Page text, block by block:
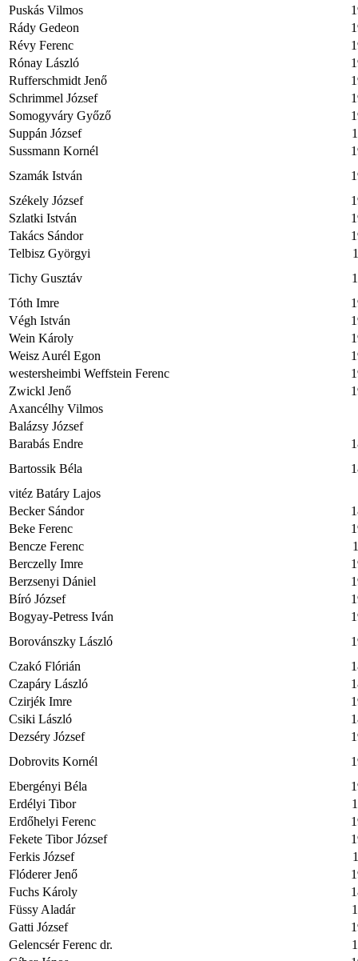
Puskás Vilmos
Rády Gedeon
Révy Ferenc
Rónay László
Rufferschmidt Jenő
Schrimmel József
Somogyváry Győző
Suppán József
Sussmann Kornél
Szamák István
Székely József
Szlatki István
Takács Sándor
Telbisz Györgyi
Tichy Gusztáv
Tóth Imre
Végh István
Wein Károly
Weisz Aurél Egon
westersheimbi Weffstein Ferenc
Zwickl Jenő
Axancélhy Vilmos
Balázsy József
Barabás Endre
Bartossik Béla
vitéz Batáry Lajos
Becker Sándor
Beke Ferenc
Bencze Ferenc
Berczelly Imre
Berzsenyi Dániel
Bíró József
Bogyay-Petress Iván
Borovánszky László
Czakó Flórián
Czapáry László
Czirjék Imre
Csiki László
Dezséry József
Dobrovits Kornél
Ebergényi Béla
Erdélyi Tibor
Erdőhelyi Ferenc
Fekete Tibor József
Ferkis József
Flóderer Jenő
Fuchs Károly
Füssy Aladár
Gatti József
Gelencsér Ferenc dr.